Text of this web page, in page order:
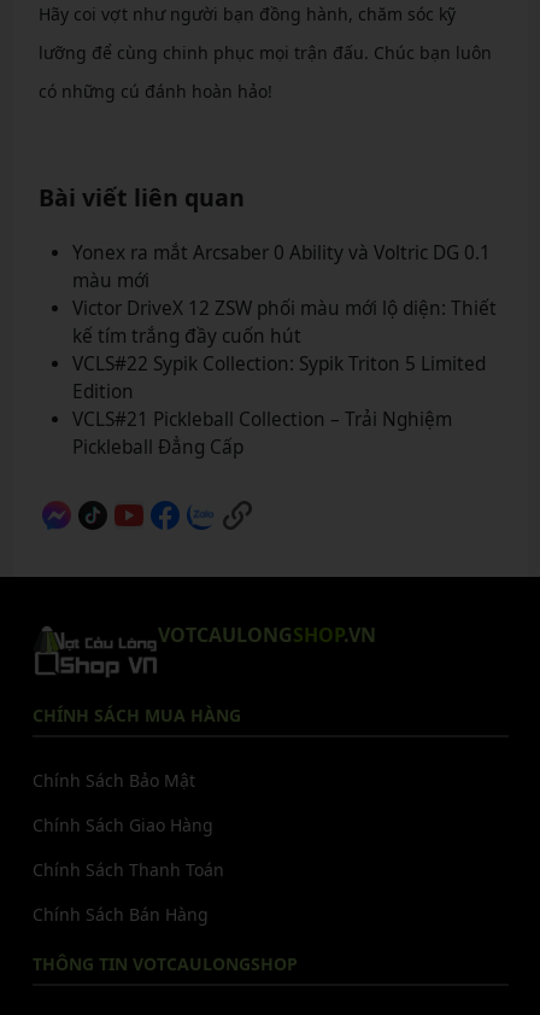
Hãy coi vợt như người bạn đồng hành, chăm sóc kỹ
lưỡng để cùng chinh phục mọi trận đấu. Chúc bạn luôn
có những cú đánh hoàn hảo!
Bài viết liên quan
Yonex ra mắt Arcsaber 0 Ability và Voltric DG 0.1
màu mới
Victor DriveX 12 ZSW phối màu mới lộ diện: Thiết
kế tím trắng đầy cuốn hút
VCLS#22 Sypik Collection: Sypik Triton 5 Limited
Edition
VCLS#21 Pickleball Collection – Trải Nghiệm
Pickleball Đẳng Cấp
VOTCAULONGSHOP.VN
CHÍNH SÁCH MUA HÀNG
Chính Sách Bảo Mật
Chính Sách Giao Hàng
Chính Sách Thanh Toán
Chính Sách Bán Hàng
THÔNG TIN VOTCAULONGSHOP